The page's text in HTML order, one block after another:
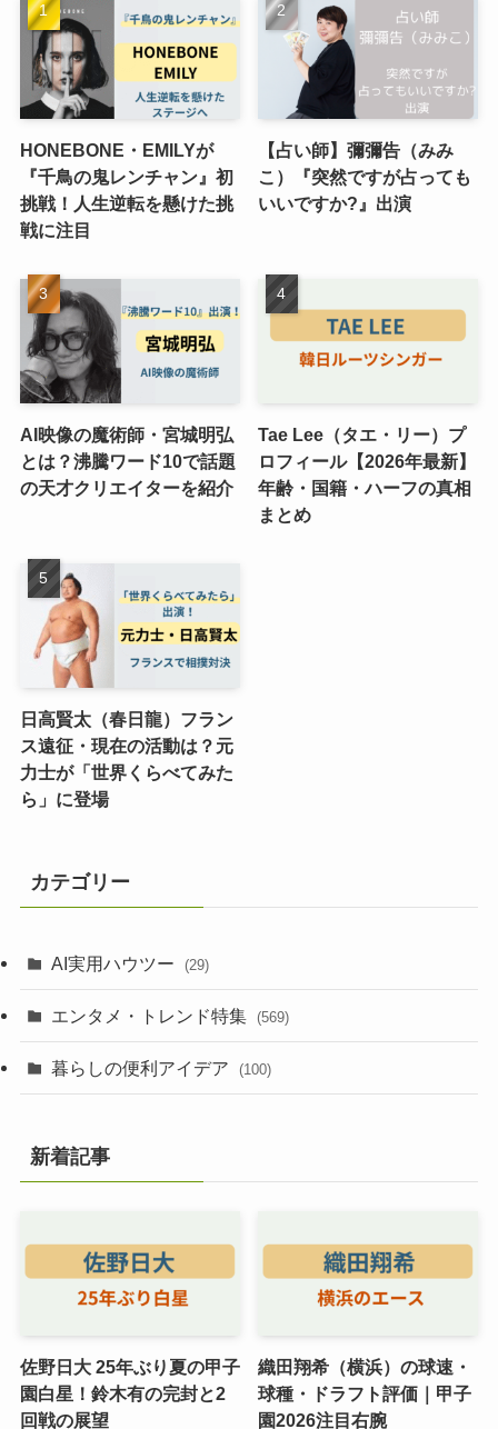
HONEBONE・EMILYが
『千鳥の鬼レンチャン』初
挑戦！人生逆転を懸けた挑
戦に注目
【占い師】彌彌告（みみ
こ）『突然ですが占っても
いいですか?』出演
AI映像の魔術師・宮城明弘
とは？沸騰ワード10で話題
の天才クリエイターを紹介
Tae Lee（タエ・リー）プ
ロフィール【2026年最新】
年齢・国籍・ハーフの真相
まとめ
日高賢太（春日龍）フラン
ス遠征・現在の活動は？元
力士が「世界くらべてみた
ら」に登場
カテゴリー
AI実用ハウツー (29)
エンタメ・トレンド特集 (569)
暮らしの便利アイデア (100)
新着記事
佐野日大 25年ぶり夏の甲子
園白星！鈴木有の完封と2
回戦の展望
織田翔希（横浜）の球速・
球種・ドラフト評価｜甲子
園2026注目右腕